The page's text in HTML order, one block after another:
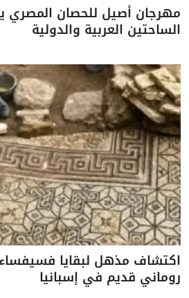
مهرجان أصيل للحصان المصري
الساحتين العربية والدولية
اكتشاف مذهل لبقايا
روماني قديم في إسبانيا